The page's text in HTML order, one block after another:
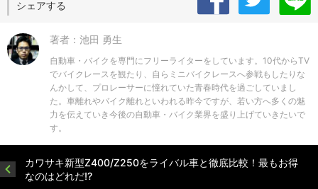
シェアする
著者：池田 勇生
自動車・バイクを専門にフリーライターをしています。10代からTV
でバイクレースを観たり、自らミニバイクレースへ参戦もしたりな
んかして、プロレーサーに憧れていた青春時代を過ごしていまし
た。車離れやバイク離れといわれる昨今ですが、若い方へ多くの魅
力を伝えていき今後の自動車・バイク業界を盛り上げていきたいで
す。
カワサキ新型Z400/Z250をライバル車と徹底比較！最もお得
なのはどれだ!?